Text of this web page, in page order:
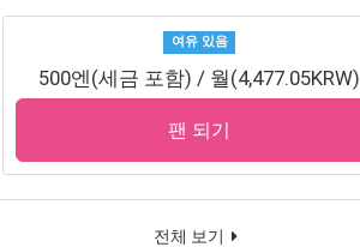
여유 있음
500엔(세금 포함) / 월(4,477.05KRW)
팬 되기
전체 보기